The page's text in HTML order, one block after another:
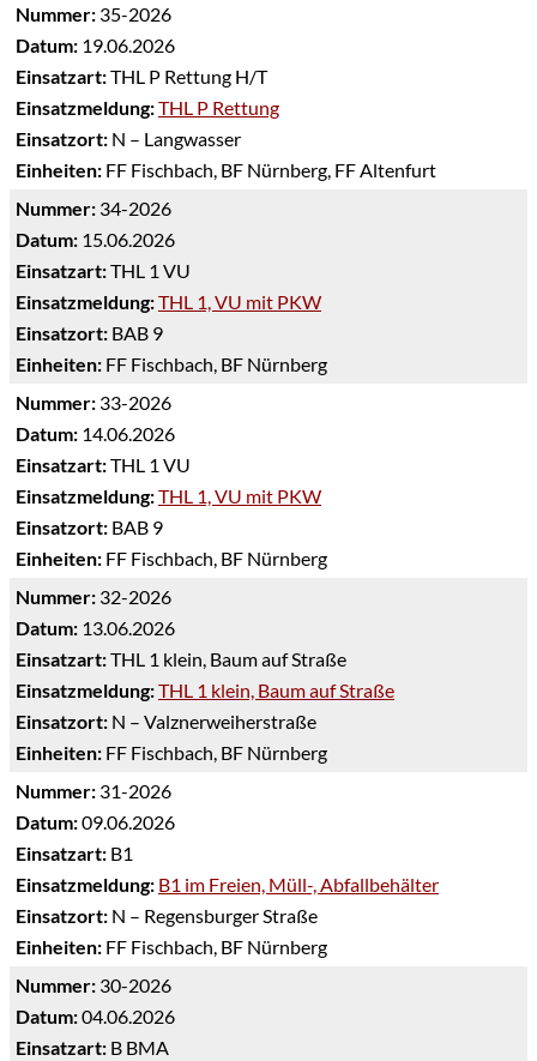
Nummer: 35-2026
Datum: 19.06.2026
Einsatzart:THL P Rettung H/T
Einsatzmeldung:THL P Rettung
Einsatzort: N – Langwasser
Einheiten: FF Fischbach, BF Nürnberg, FF Altenfurt
Nummer: 34-2026
Datum: 15.06.2026
Einsatzart:THL 1 VU
Einsatzmeldung:THL 1, VU mit PKW
Einsatzort: BAB 9
Einheiten: FF Fischbach, BF Nürnberg
Nummer: 33-2026
Datum: 14.06.2026
Einsatzart:THL 1 VU
Einsatzmeldung:THL 1, VU mit PKW
Einsatzort: BAB 9
Einheiten: FF Fischbach, BF Nürnberg
Nummer: 32-2026
Datum: 13.06.2026
Einsatzart:THL 1 klein, Baum auf Straße
Einsatzmeldung:THL 1 klein, Baum auf Straße
Einsatzort: N – Valznerweiherstraße
Einheiten: FF Fischbach, BF Nürnberg
Nummer: 31-2026
Datum:09.06.2026
Einsatzart: B1
Einsatzmeldung: B1 im Freien, Müll-, Abfallbehälter
Einsatzort: N – Regensburger Straße
Einheiten: FF Fischbach, BF Nürnberg
Nummer: 30-2026
Datum:04.06.2026
Einsatzart: B BMA